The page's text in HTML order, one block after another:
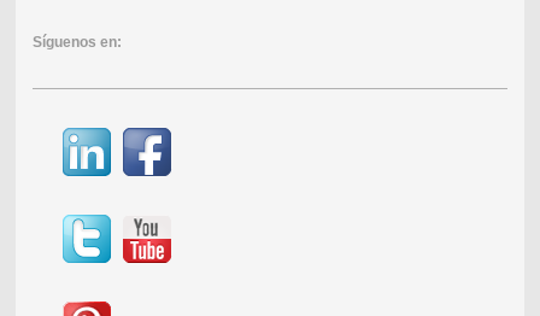
Síguenos en: